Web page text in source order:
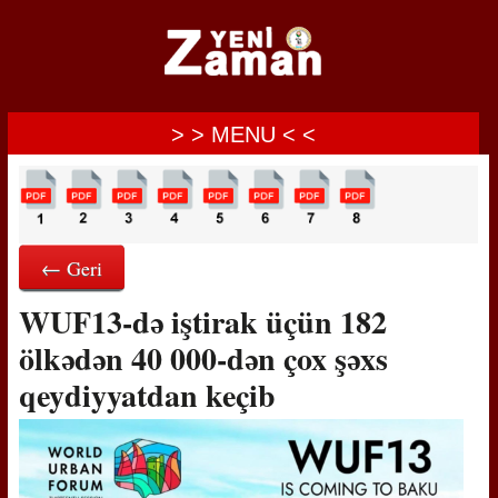
> > MENU < <
← Geri
WUF13-də iştirak üçün 182
ölkədən 40 000-dən çox şəxs
qeydiyyatdan keçib